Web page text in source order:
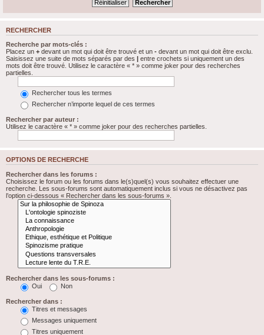
RECHERCHER
Recherche par mots-clés :
Placez un + devant un mot qui doit être trouvé et un - devant un mot qui doit être exclu.
Saisissez une suite de mots séparés par des | entre crochets si uniquement un des
mots doit être trouvé. Utilisez le caractère « * » comme joker pour des recherches
partielles.
Rechercher tous les termes
Rechercher n’importe lequel de ces termes
Rechercher par auteur :
Utilisez le caractère « * » comme joker pour des recherches partielles.
OPTIONS DE RECHERCHE
Rechercher dans les forums :
Choisissez le forum ou les forums dans le(s)quel(s) vous souhaitez effectuer une
recherche. Les sous-forums sont automatiquement inclus si vous ne désactivez pas
l’option ci-dessous « Rechercher dans les sous-forums ».
Rechercher dans les sous-forums :
Oui
Non
Rechercher dans :
Titres et messages
Messages uniquement
Titres uniquement